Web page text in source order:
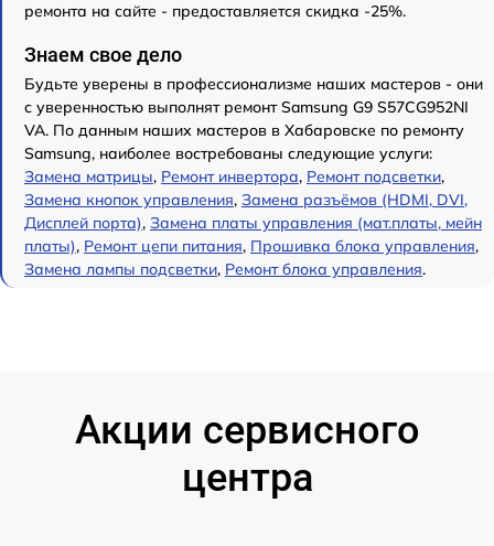
ремонта на сайте - предоставляется скидка -25%.
Знаем свое дело
Будьте уверены в профессионализме наших мастеров - они
с уверенностью выполнят ремонт Samsung G9 S57CG952NI
VA. По данным наших мастеров в Хабаровске по ремонту
Samsung, наиболее востребованы следующие услуги:
Замена матрицы, Ремонт инвертора, Ремонт подсветки,
Замена кнопок управления, Замена разъёмов (HDMI, DVI,
Дисплей порта), Замена платы управления (мат.платы, мейн
платы), Ремонт цепи питания, Прошивка блока управления,
Замена лампы подсветки, Ремонт блока управления.
Акции сервисного
центра